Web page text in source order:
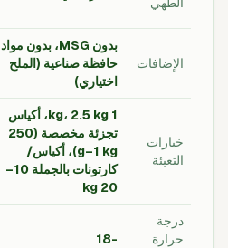
الإضافات
بدون MSG، بدون مواد
حافظة صناعية (الملح
اختياري)
خيارات
التعبئة
1 kg، 2.5 kg، أكياس
تجزئة مخصصة (250
g–1 kg)، أكياس/
كارتونات بالجملة 10–
20 kg
درجة
حرارة
-18